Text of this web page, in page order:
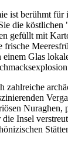
ist berühmt
die köstlichen
gefüllt mit
frische
einem Glas
zahlreiche
Nuraghen,
Insel